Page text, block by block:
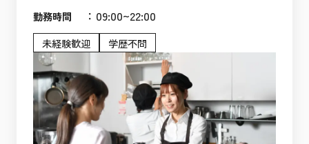
勤務時間 ： 09:00~22:00
未経験歓迎 学歴不問